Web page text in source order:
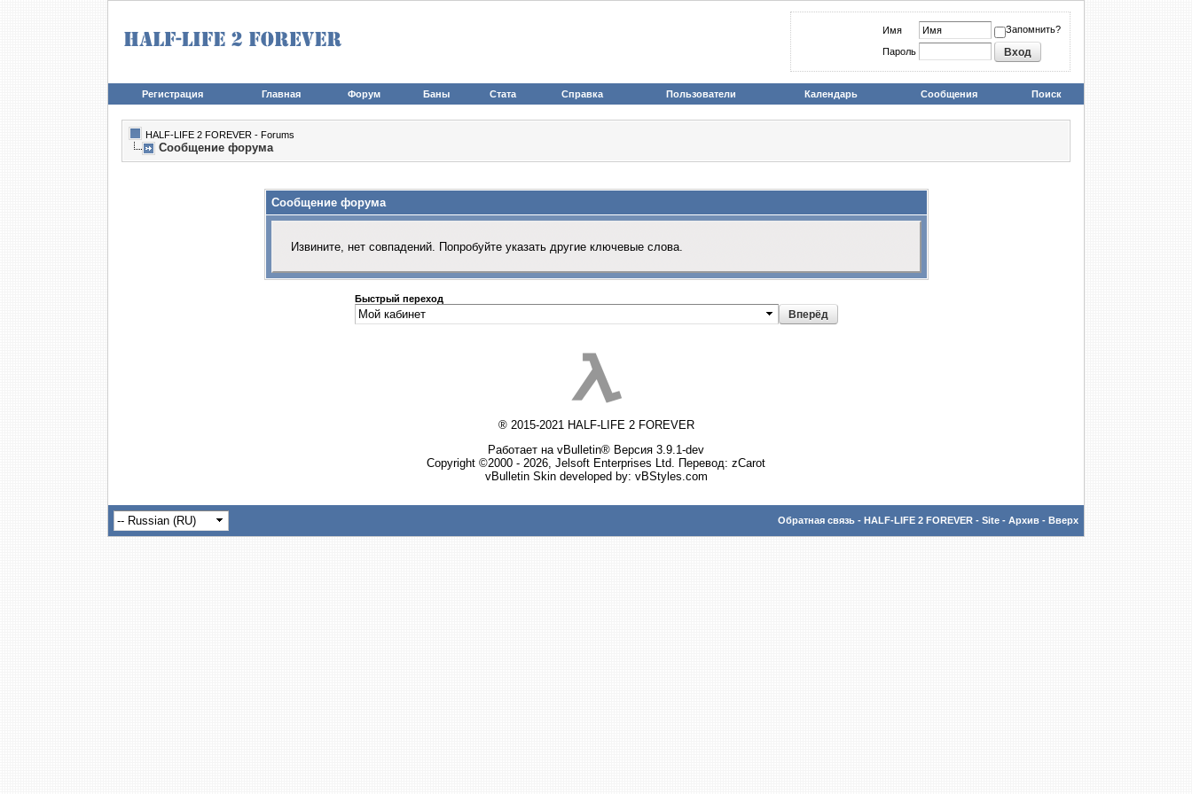
Имя Запомнить?
Пароль
Регистрация Главная Форум Баны Стата Справка Пользователи Календарь Сообщения Поиск
HALF-LIFE 2 FOREVER - Forums
Сообщение форума
Сообщение форума
Извините, нет совпадений. Попробуйте указать другие ключевые слова.
Быстрый переход
® 2015-2021 HALF-LIFE 2 FOREVER
Работает на vBulletin® Версия 3.9.1-dev
Copyright ©2000 - 2026, Jelsoft Enterprises Ltd. Перевод: zCarot
vBulletin Skin developed by: vBStyles.com
Обратная связь - HALF-LIFE 2 FOREVER - Site - Архив - Вверх